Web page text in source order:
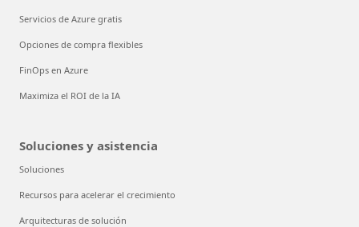
Servicios de Azure gratis
Opciones de compra flexibles
FinOps en Azure
Maximiza el ROI de la IA
Soluciones y asistencia
Soluciones
Recursos para acelerar el crecimiento
Arquitecturas de solución